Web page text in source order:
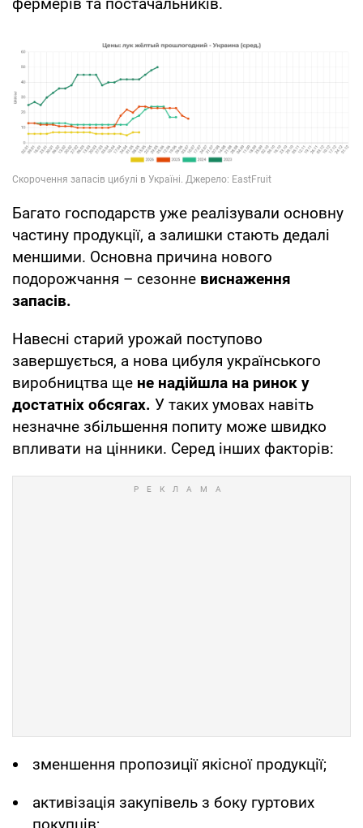
Багато господарств уже реалізували основну
частину продукції, а залишки стають дедалі
меншими. Основна причина нового
подорожчання – сезонне виснаження
запасів.
Навесні старий урожай поступово
завершується, а нова цибуля українського
виробництва ще не надійшла на ринок у
достатніх обсягах. У таких умовах навіть
незначне збільшення попиту може швидко
впливати на цінники. Серед інших факторів:
зменшення пропозиції якісної продукції;
активізація закупівель з боку гуртових
покупців;